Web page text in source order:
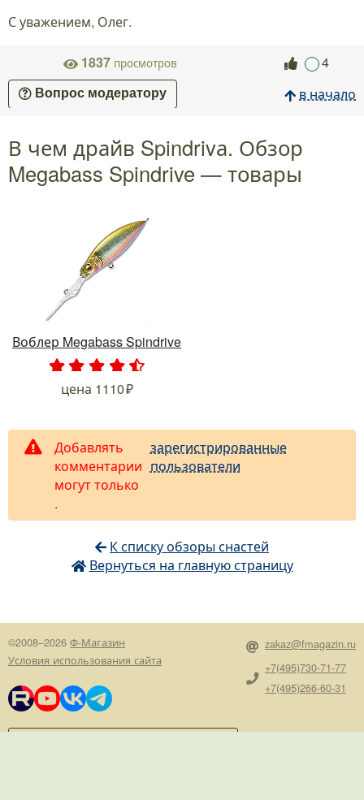
С уважением, Олег.
1837 просмотров 4
Вопрос модератору в начало
В чем драйв Spindrivа. Обзор
Megabass Spindrive — товары
Воблер Megabass Spindrive
. . .
цена 1110
Добавлять
комментарии
могут только
зарегистрированные
пользователи
.
К списку обзоры снастей
Вернуться на главную страницу
©2008–2026 Ф-Магазин
Условия использования сайта
zakaz@fmagazin.ru
+7(495)730-71-77
+7(495)266-60-31